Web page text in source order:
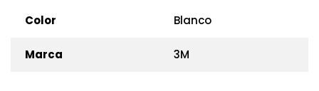
Color Blanco
Marca 3M